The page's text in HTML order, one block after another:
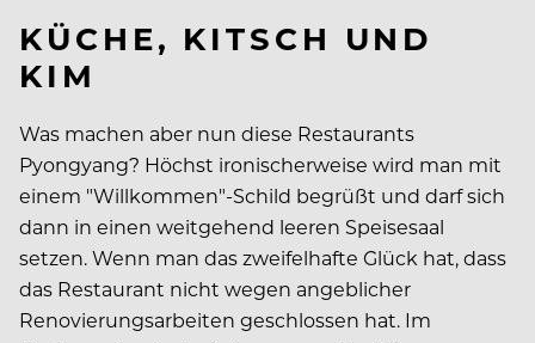
KÜCHE, KITSCH UND
KIM
Was machen aber nun diese Restaurants
Pyongyang? Höchst ironischerweise wird man mit
einem "Willkommen"-Schild begrüßt und darf sich
dann in einen weitgehend leeren Speisesaal
setzen. Wenn man das zweifelhafte Glück hat, dass
das Restaurant nicht wegen angeblicher
Renovierungsarbeiten geschlossen hat. Im